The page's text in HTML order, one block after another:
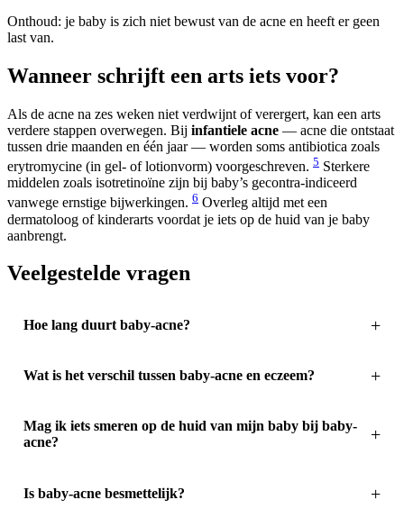
Onthoud: je baby is zich niet bewust van de acne en heeft er geen
last van.
Wanneer schrijft een arts iets voor?
Als de acne na zes weken niet verdwijnt of verergert, kan een arts
verdere stappen overwegen. Bij infantiele acne — acne die ontstaat
tussen drie maanden en één jaar — worden soms antibiotica zoals
erytromycine (in gel- of lotionvorm) voorgeschreven. 5 Sterkere
middelen zoals isotretinoïne zijn bij baby’s gecontra-indiceerd
vanwege ernstige bijwerkingen. 6 Overleg altijd met een
dermatoloog of kinderarts voordat je iets op de huid van je baby
aanbrengt.
Veelgestelde vragen
Hoe lang duurt baby-acne?
Wat is het verschil tussen baby-acne en eczeem?
Mag ik iets smeren op de huid van mijn baby bij baby-
acne?
Is baby-acne besmettelijk?